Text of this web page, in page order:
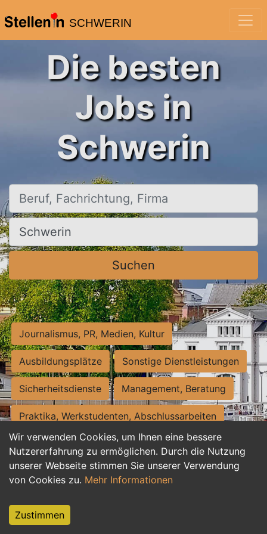
SCHWERIN
Wir verwenden Cookies, um Ihnen eine bessere
Nutzererfahrung zu ermöglichen. Durch die Nutzung
unserer Webseite stimmen Sie unserer Verwendung
von Cookies zu. Mehr Informationen
Zustimmen
Die besten
Jobs in
Schwerin
Beruf, Fachrichtung, Firma
Ort, Stadt
Suchen
Journalismus, PR, Medien, Kultur
Ausbildungsplätze Sonstige Dienstleistungen
Sicherheitsdienste Management, Beratung
Praktika, Werkstudenten, Abschlussarbeiten
Personalwesen Assistenz, Sekretariat
Hilfskräfte, Aushilfs- und Nebenjobs
Weiterbildung, Studium, duale Ausbildung